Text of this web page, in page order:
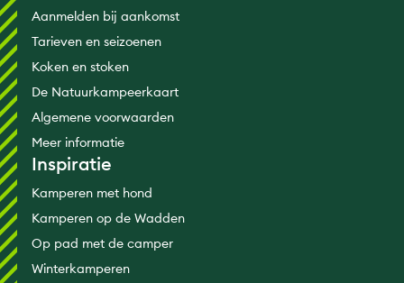
Aanmelden bij aankomst
Tarieven en seizoenen
Koken en stoken
De Natuurkampeerkaart
Algemene voorwaarden
Meer informatie
Inspiratie
Kamperen met hond
Kamperen op de Wadden
Op pad met de camper
Winterkamperen